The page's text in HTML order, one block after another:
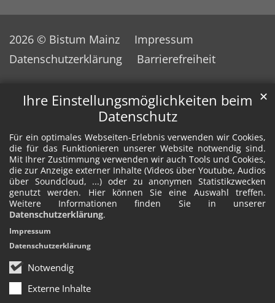
Ihre Einstellungsmöglichkeiten beim
Datenschutz
Für ein optimales Webseiten-Erlebnis verwenden wir Cookies,
die für das Funktionieren unserer Website notwendig sind.
Mit Ihrer Zustimmung verwenden wir auch Tools und Cookies,
die zur Anzeige externer Inhalte (Videos über Youtube, Audios
über Soundcloud, ...) oder zu anonymen Statistikzwecken
genutzt werden. Hier können Sie eine Auswahl treffen.
Weitere Informationen finden Sie in unserer
Datenschutzerklärung.
Notwendig
Externe Inhalte
✕
Impressum
Datenschutzerklärung
2026 © Bistum Mainz
Impressum
Datenschutzerklärung
Barrierefreiheit